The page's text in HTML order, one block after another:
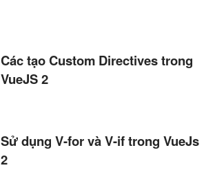
Các tạo Custom Directives trong
VueJS 2
Sử dụng V-for và V-if trong VueJs
2